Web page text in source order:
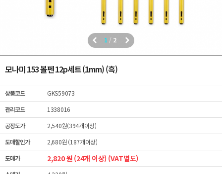
1 / 2
모나미 153 볼펜 12p세트 (1mm) (흑)
상품코드
GKS59073
관리코드
1338016
공장도가
2,540원(394개이상)
도매할인가
2,680원 (187개이상)
도매가
2,820 원 (24개 이상) (VAT별도)